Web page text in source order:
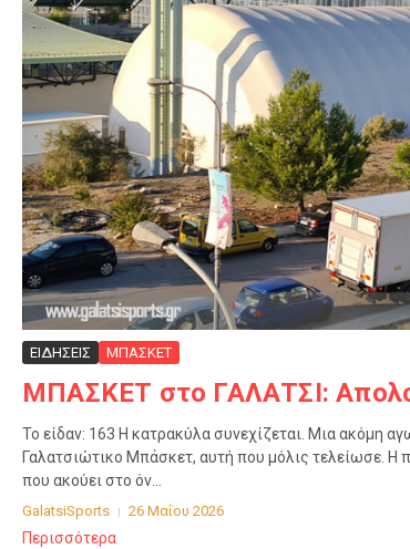
ΕΙΔΗΣΕΙΣ ΜΠΑΣΚΕΤ
ΜΠΑΣΚΕΤ στο ΓΑΛΑΤΣΙ:
Το είδαν: 163 Η κατρακύλα συνεχίζεται. Μια ακόμη
Γαλατσιώτικο Μπάσκετ, αυτή που μόλις τελείωσε. Η
που ακούει στο όν...
GalatsiSports 26 Μαΐου 2026
Περισσότερα